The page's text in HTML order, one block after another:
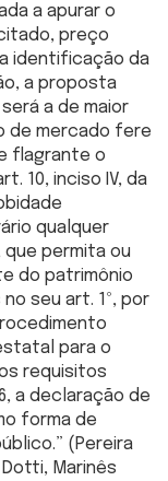
a apurar o
preço
identificação da
a proposta
a de maior
de mercado fere
flagrante o
10, inciso IV, da
qualquer
que permita ou
do patrimônio
seu art. 1º, por
para o
requisitos
a declaração de
forma de
(Pereira
Marinês